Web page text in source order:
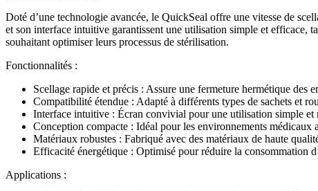
Doté d’une technologie avancée, le QuickSeal offre une vitesse de
et son interface intuitive garantissent une utilisation simple et efficace,
souhaitant optimiser leurs processus de stérilisation.
Fonctionnalités :
Scellage rapide et précis : Assure une fermeture hermétique des
Compatibilité étendue : Adapté à différents types de sachets et
Interface intuitive : Écran convivial pour une utilisation simple et
Conception compacte : Idéal pour les environnements médicaux
Matériaux robustes : Fabriqué avec des matériaux de haute
Efficacité énergétique : Optimisé pour réduire la consommation
Applications :